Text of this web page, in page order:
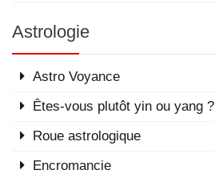
Astrologie
Astro Voyance
Êtes-vous plutôt yin ou yang ?
Roue astrologique
Encromancie